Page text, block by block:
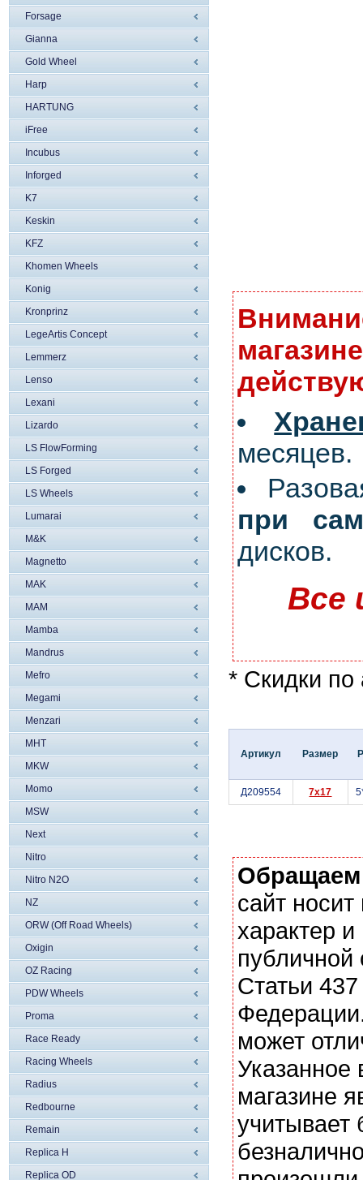
Forsage
Gianna
Gold Wheel
Harp
HARTUNG
iFree
Incubus
Inforged
K7
Keskin
KFZ
Khomen Wheels
Konig
Kronprinz
LegeArtis Concept
Lemmerz
Lenso
Lexani
Lizardo
LS FlowForming
LS Forged
LS Wheels
Lumarai
M&K
Magnetto
MAK
MAM
Mamba
Mandrus
Mefro
Megami
Menzari
MHT
MKW
Momo
MSW
Next
Nitro
Nitro N2O
NZ
ORW (Off Road Wheels)
Oxigin
OZ Racing
PDW Wheels
Proma
Race Ready
Racing Wheels
Radius
Redbourne
Remain
Replica H
Replica OD
месяцев.
при
дисков.
Все
* Скидки по
Артикул Размер
Д209554 7x17
сайт
характер
Статьи
может
магазине
учитывает